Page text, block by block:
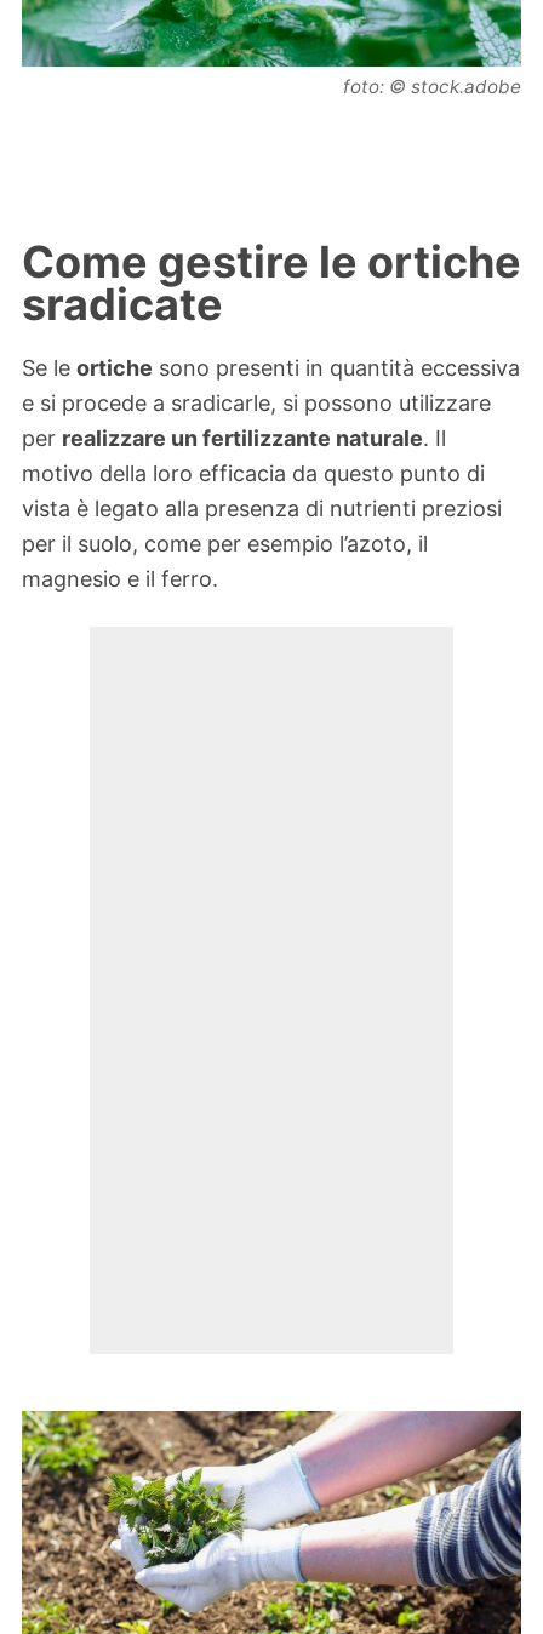
foto: © stock.adobe
Come gestire le ortiche
sradicate
Se le ortiche sono presenti in quantità eccessiva
e si procede a sradicarle, si possono utilizzare
per realizzare un fertilizzante naturale. Il
motivo della loro efficacia da questo punto di
vista è legato alla presenza di nutrienti preziosi
per il suolo, come per esempio l’azoto, il
magnesio e il ferro.